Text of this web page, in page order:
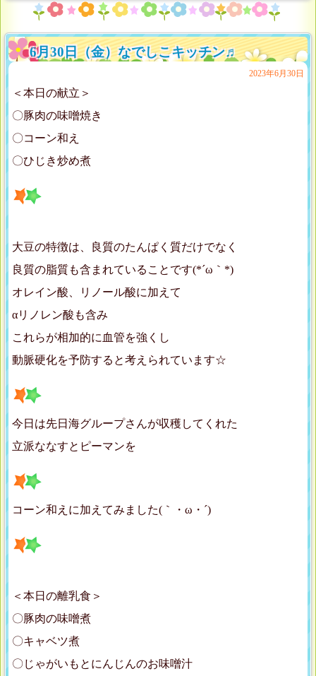
6月30日（金）なでしこキッチン♬
2023年6月30日
＜本日の献立＞
〇豚肉の味噌焼き
〇コーン和え
〇ひじき炒め煮
大豆の特徴は、良質のたんぱく質だけでなく
良質の脂質も含まれていることです(*´ω｀*)
オレイン酸、リノール酸に加えて
αリノレン酸も含み
これらが相加的に血管を強くし
動脈硬化を予防すると考えられています☆
今日は先日海グループさんが収穫してくれた
立派ななすとピーマンを
コーン和えに加えてみました(｀・ω・´)ゞ
＜本日の離乳食＞
〇豚肉の味噌煮
〇キャベツ煮
〇じゃがいもとにんじんのお味噌汁